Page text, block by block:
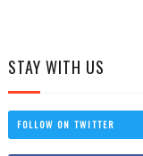
STAY WITH US
FOLLOW ON TWITTER